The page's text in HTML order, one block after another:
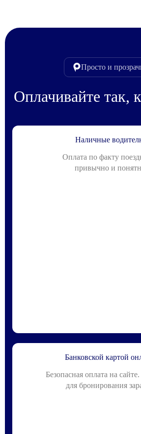
Просто и
Оплачивайте так,
Наличные
Оплата по факту
привычно и
Банковской картой
Безопасная оплата на
для бронирования